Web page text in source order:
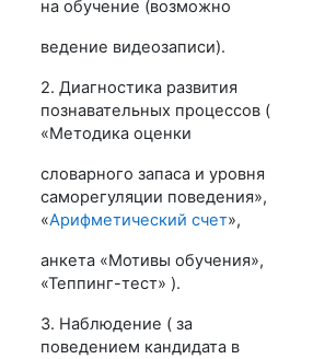
на обучение (возможно
ведение видеозаписи).
2. Диагностика развития
познавательных процессов (
«Методика оценки
словарного запаса и уровня
саморегуляции поведения»,
«Арифметический счет»,
анкета «Мотивы обучения»,
«Теппинг-тест» ).
3. Наблюдение ( за
поведением кандидата в